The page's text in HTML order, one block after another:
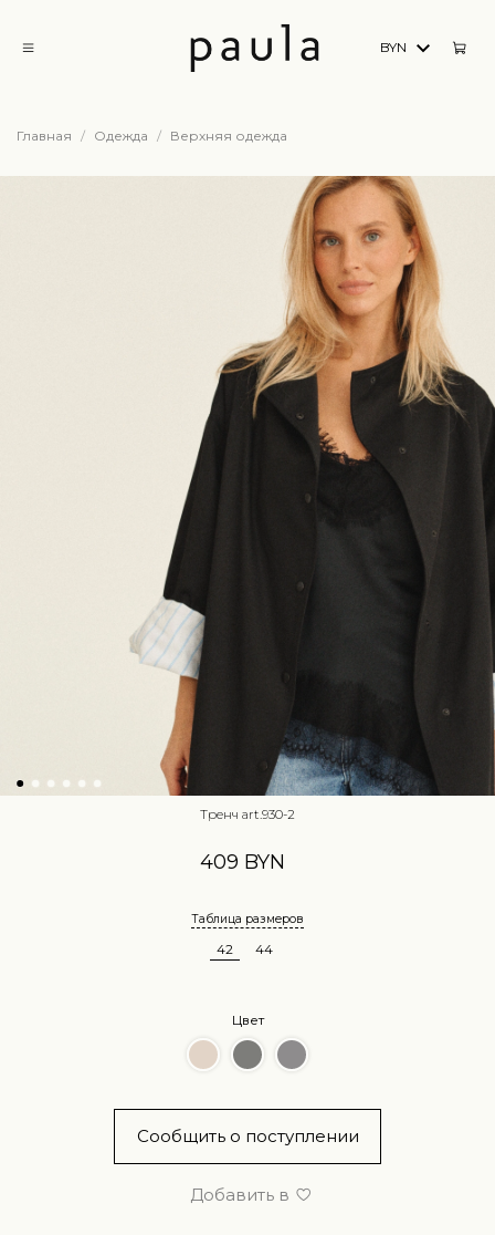
BYN
Главная Одежда Верхняя одежда
Тренч art.930-2
409 BYN
Таблица размеров
42 44
Цвет
Сообщить о поступлении
Добавить в